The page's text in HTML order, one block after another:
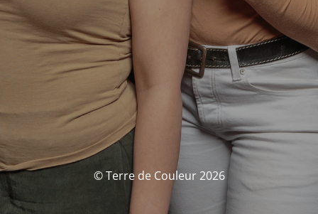
© Terre de Couleur 2026